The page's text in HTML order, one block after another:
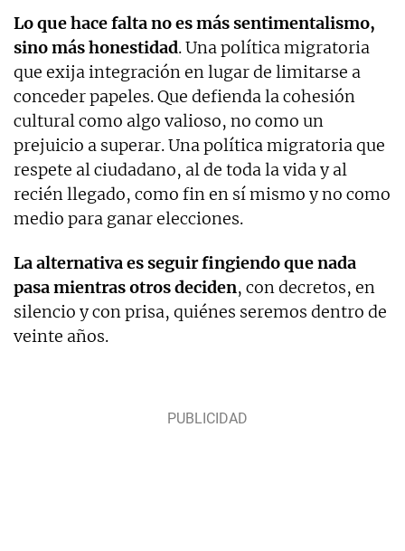
Lo que hace falta no es más sentimentalismo,
sino más honestidad. Una política migratoria
que exija integración en lugar de limitarse a
conceder papeles. Que defienda la cohesión
cultural como algo valioso, no como un
prejuicio a superar. Una política migratoria que
respete al ciudadano, al de toda la vida y al
recién llegado, como fin en sí mismo y no como
medio para ganar elecciones.
La alternativa es seguir fingiendo que nada
pasa mientras otros deciden, con decretos, en
silencio y con prisa, quiénes seremos dentro de
veinte años.